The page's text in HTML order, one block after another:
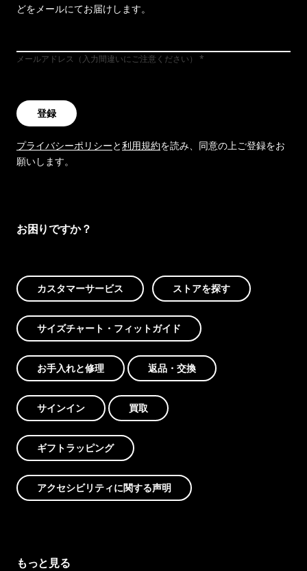
どをメールにてお届けします。
メールアドレス（入力間違いにご注意ください）
登録
プライバシーポリシーと利用規約を読み、同意の上ご登録をお
願いします。
お困りですか？
カスタマーサービス ストアを探す
サイズチャート・フィットガイド
お手入れと修理 返品・交換
サインイン 買取
ギフトラッピング
アクセシビリティに関する声明
もっと見る